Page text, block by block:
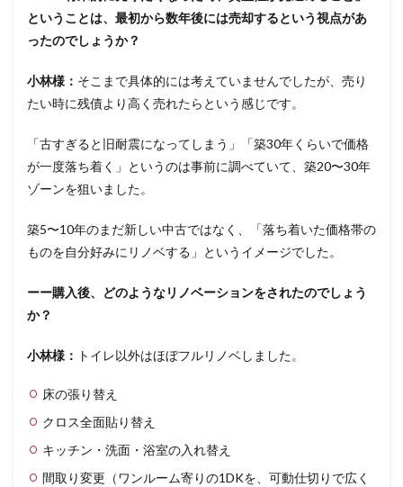
ということは、最初から数年後には売却するという視点があ
ったのでしょうか？
小林様： そこまで具体的には考えていませんでしたが、売り
たい時に残債より高く売れたらという感じです。
「古すぎると旧耐震になってしまう」「築30年くらいで価格
が一度落ち着く」というのは事前に調べていて、築20〜30年
ゾーンを狙いました。
築5〜10年のまだ新しい中古ではなく、「落ち着いた価格帯の
ものを自分好みにリノベする」というイメージでした。
ーー購入後、どのようなリノベーションをされたのでしょう
か？
小林様： トイレ以外はほぼフルリノベしました。
床の張り替え
クロス全面貼り替え
キッチン・洗面・浴室の入れ替え
間取り変更（ワンルーム寄りの1DKを、可動仕切りで広く